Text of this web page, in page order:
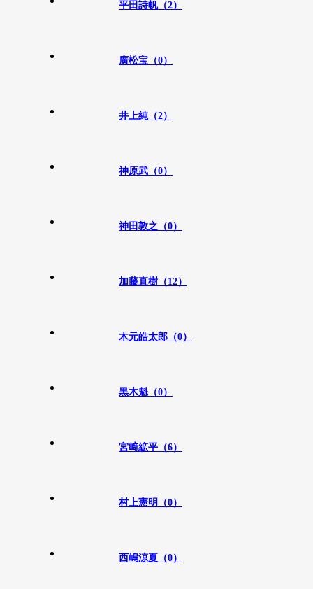
平田詩帆（2）
廣松宝（0）
井上純（2）
神原武（0）
神田敦之（0）
加藤直樹（12）
木元皓太郎（0）
黒木魁（0）
宮﨑絋平（6）
村上憲明（0）
西嶋涼夏（0）